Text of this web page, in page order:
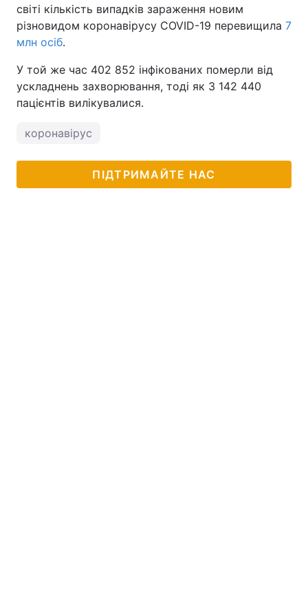
світі кількість випадків зараження новим
різновидом коронавірусу COVID-19 перевищила 7
млн осіб.
У той же час 402 852 інфікованих померли від
ускладнень захворювання, тоді як 3 142 440
пацієнтів вилікувалися.
коронавірус
ПІДТРИМАЙТЕ НАС